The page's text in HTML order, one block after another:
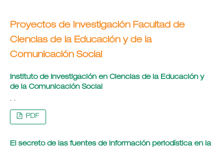
Proyectos de Investigación Facultad de
Ciencias de la Educación y de la
Comunicación Social
Instituto de Investigación en Ciencias de la Educación y
de la Comunicación Social
. .
PDF
El secreto de las fuentes de información periodística en la